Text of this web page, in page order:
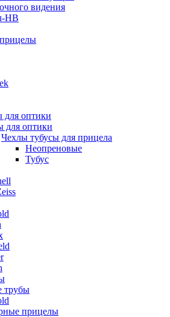
видения
НВ
для оптики
для оптики
Чехлы тубусы для прицела
Неопреновые
Тубус
трубы
прицелы